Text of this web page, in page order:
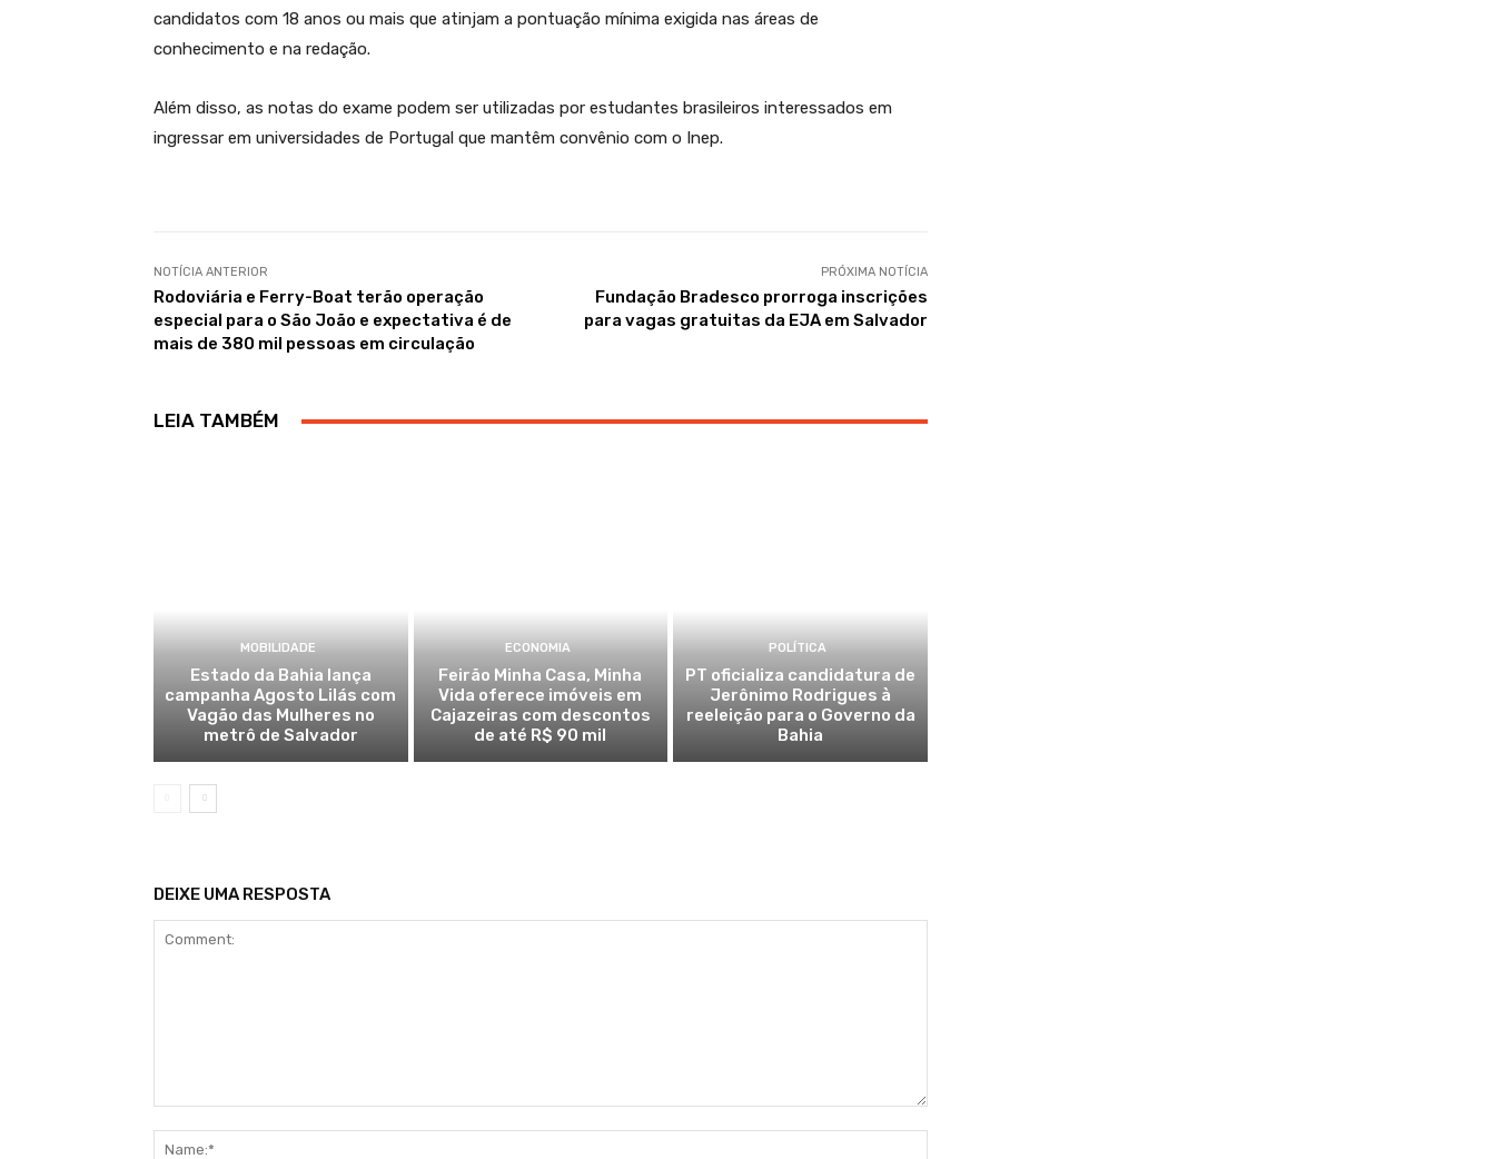
candidatos com 18 anos ou mais que atinjam a pontuação mínima exigida nas áreas de
conhecimento e na redação.
Além disso, as notas do exame podem ser utilizadas por estudantes brasileiros interessados em
ingressar em universidades de Portugal que mantêm convênio com o Inep.
NOTÍCIA ANTERIOR
Rodoviária e Ferry-Boat terão operação
especial para o São João e expectativa é de
mais de 380 mil pessoas em circulação
PRÓXIMA NOTÍCIA
Fundação Bradesco prorroga inscrições
para vagas gratuitas da EJA em Salvador
LEIA TAMBÉM
MOBILIDADE
Estado da Bahia lança
campanha Agosto Lilás com
Vagão das Mulheres no
metrô de Salvador
ECONOMIA
Feirão Minha Casa, Minha
Vida oferece imóveis em
Cajazeiras com descontos
de até R$ 90 mil
POLÍTICA
PT oficializa candidatura de
Jerônimo Rodrigues à
reeleição para o Governo da
Bahia
DEIXE UMA RESPOSTA